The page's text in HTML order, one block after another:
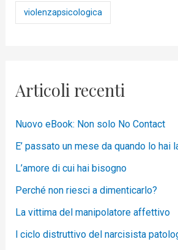
violenzapsicologica
Articoli recenti
Nuovo eBook: Non solo No Contact
E’ passato un mese da quando lo hai
L’amore di cui hai bisogno
Perché non riesci a dimenticarlo?
La vittima del manipolatore affettivo
l ciclo distruttivo del narcisista